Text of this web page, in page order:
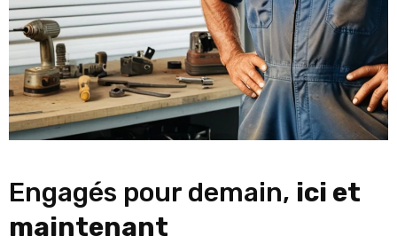
Engagés pour demain, ici et
maintenant